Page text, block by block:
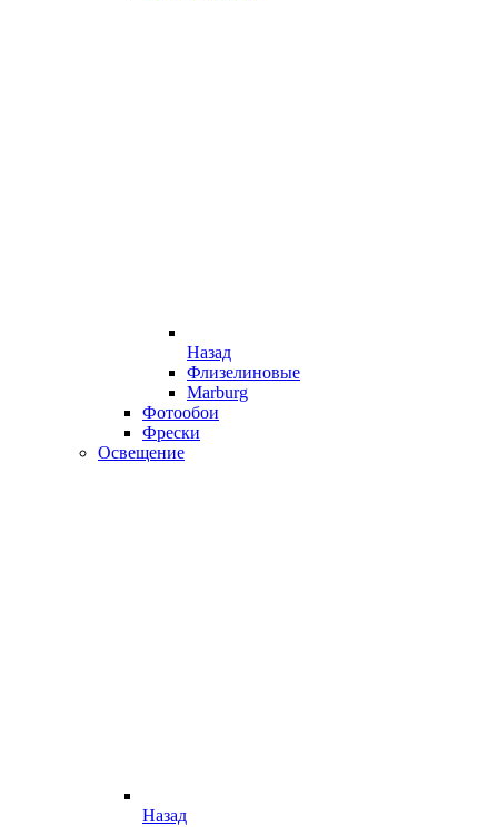
Назад
Флизелиновые
Marburg
Фотообои
Фрески
Освещение
Назад